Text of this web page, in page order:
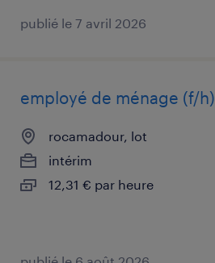
publié le 7 avril 2026
employé de ménage (f/h)
rocamadour, lot
intérim
12,31 € par heure